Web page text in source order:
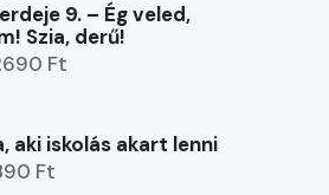
9. – Ég veled,
Szia, derű!
Ft
aki iskolás akart lenni
Ft